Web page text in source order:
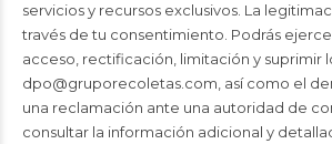
servicios y recursos exclusivos. La
través de tu consentimiento. Podrás
acceso, rectificación, limitación y suprimir
dpo@gruporecoletas.com , así como el
una reclamación ante una autoridad de
consultar la información adicional y